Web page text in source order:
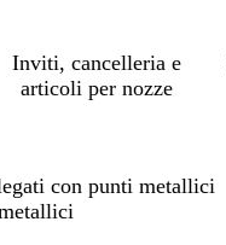
Inviti, cancelleria e
articoli per nozze
con punti metallici